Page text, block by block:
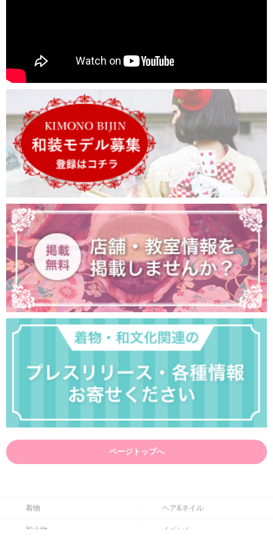
ページトップへ
着物 ヘア&ネイル
和小物 イベント